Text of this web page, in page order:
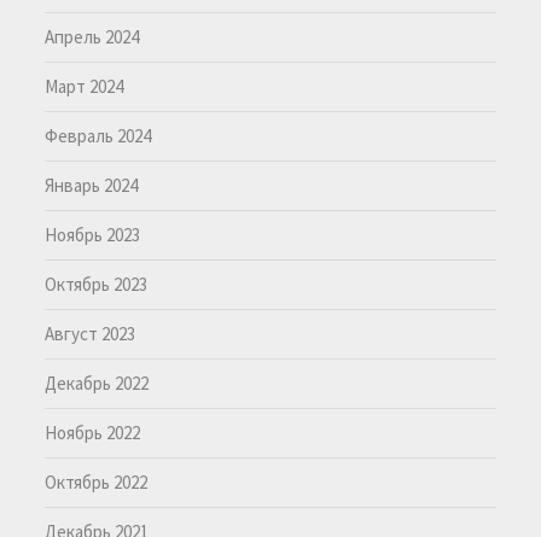
Апрель 2024
Март 2024
Февраль 2024
Январь 2024
Ноябрь 2023
Октябрь 2023
Август 2023
Декабрь 2022
Ноябрь 2022
Октябрь 2022
Декабрь 2021